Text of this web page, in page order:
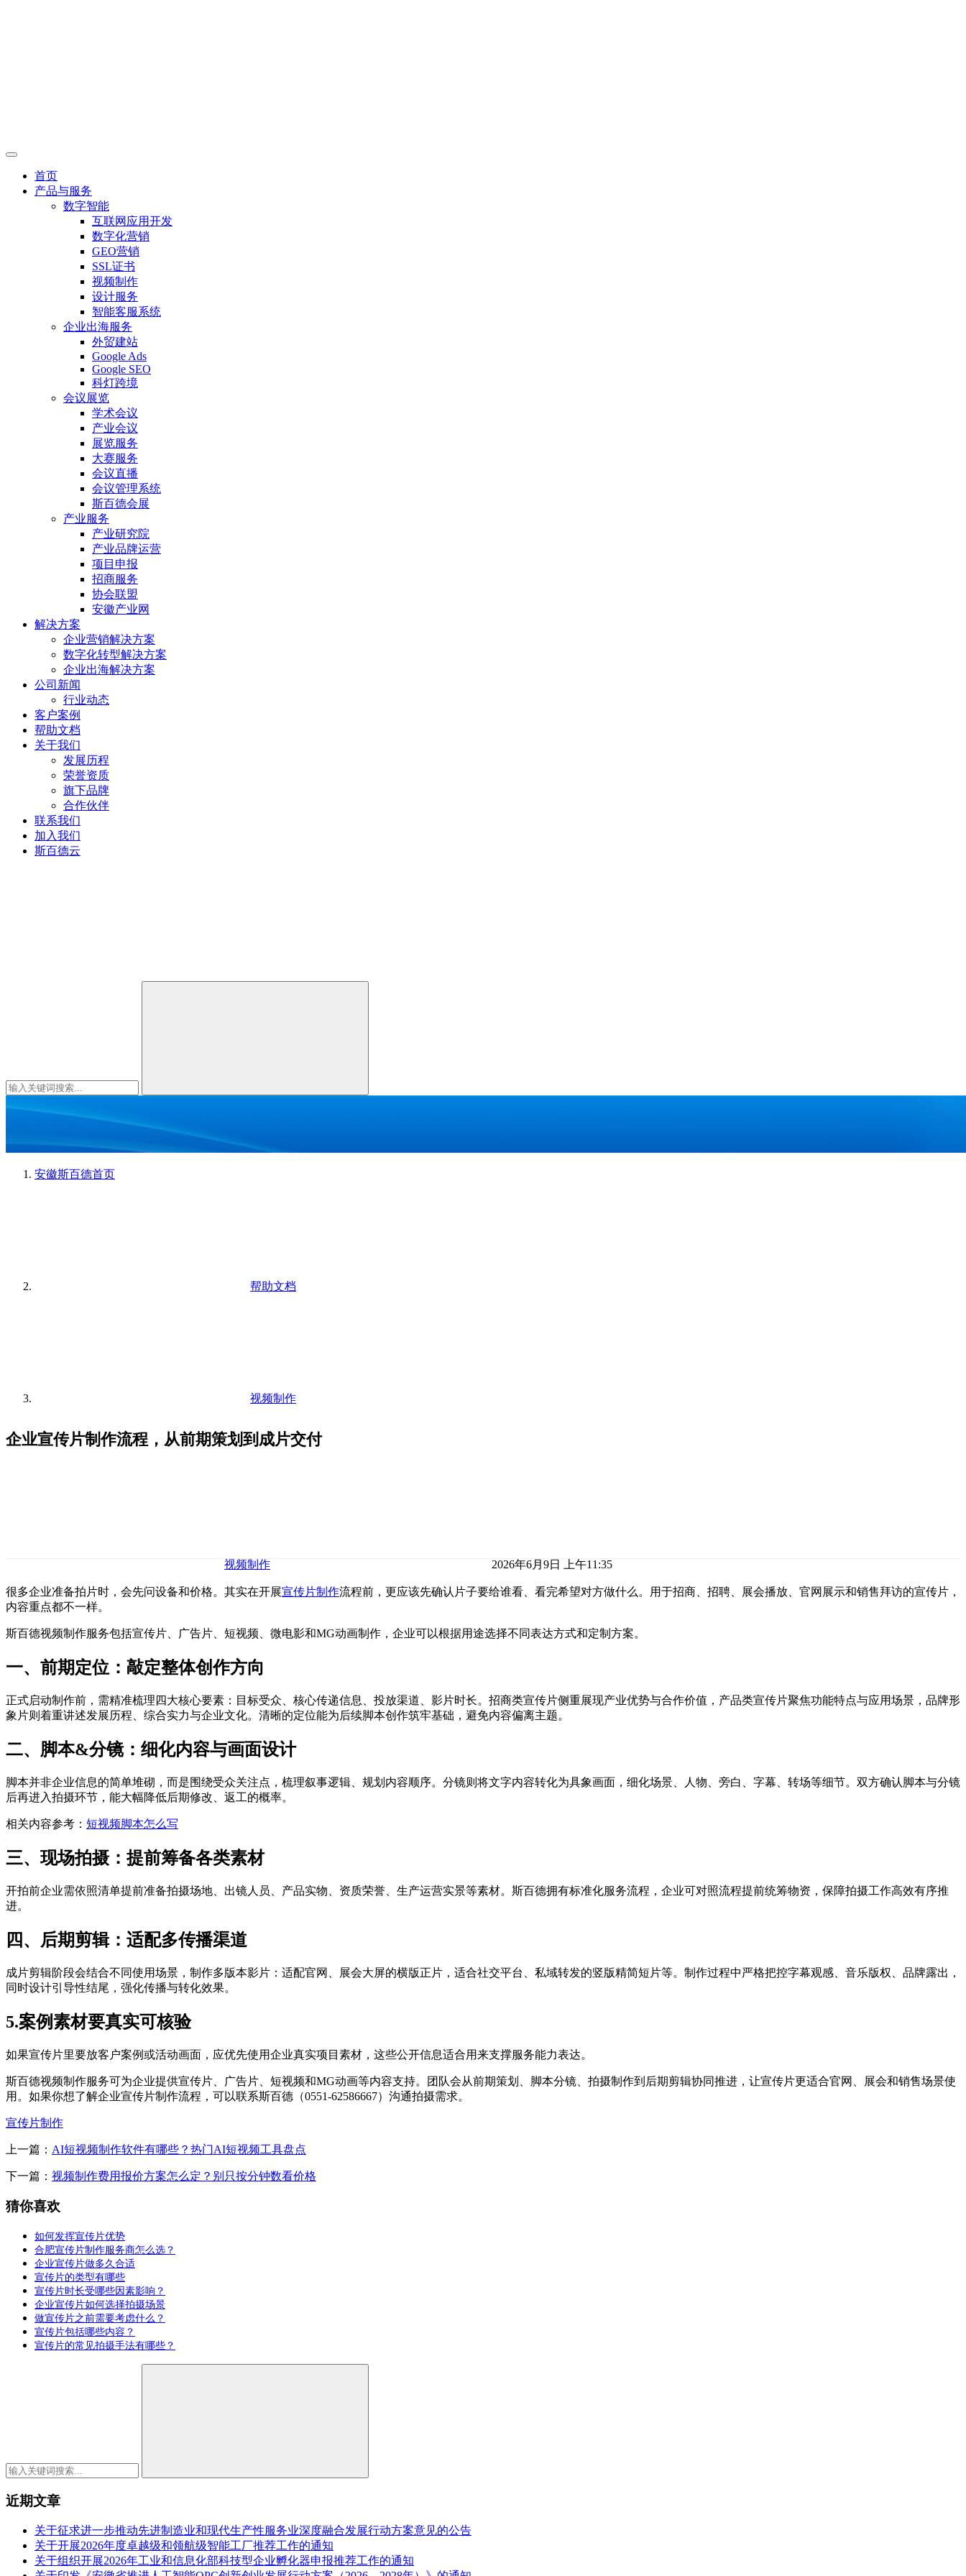
首页
产品与服务
数字智能
互联网应用开发
数字化营销
GEO营销
SSL证书
视频制作
设计服务
智能客服系统
企业出海服务
外贸建站
Google Ads
Google SEO
科灯跨境
会议展览
学术会议
产业会议
展览服务
大赛服务
会议直播
会议管理系统
斯百德会展
产业服务
产业研究院
产业品牌运营
项目申报
招商服务
协会联盟
安徽产业网
解决方案
企业营销解决方案
数字化转型解决方案
企业出海解决方案
公司新闻
行业动态
客户案例
帮助文档
关于我们
发展历程
荣誉资质
旗下品牌
合作伙伴
联系我们
加入我们
斯百德云
安徽斯百德首页
帮助文档
视频制作
企业宣传片制作流程，从前期策划到成片交付
视频制作 2026年6月9日 上午11:35
很多企业准备拍片时，会先问设备和价格。其实在开展宣传片制作流程前，更应该先确认片子要给谁看、看完希望对方做什么。用于招商、招聘、展会播放、官网展示和销售拜访的宣传片，
内容重点都不一样。
斯百德视频制作服务包括宣传片、广告片、短视频、微电影和MG动画制作，企业可以根据用途选择不同表达方式和定制方案。
一、前期定位：敲定整体创作方向
正式启动制作前，需精准梳理四大核心要素：目标受众、核心传递信息、投放渠道、影片时长。招商类宣传片侧重展现产业优势与合作价值，产品类宣传片聚焦功能特点与应用场景，品牌形
象片则着重讲述发展历程、综合实力与企业文化。清晰的定位能为后续脚本创作筑牢基础，避免内容偏离主题。
二、脚本&分镜：细化内容与画面设计
脚本并非企业信息的简单堆砌，而是围绕受众关注点，梳理叙事逻辑、规划内容顺序。分镜则将文字内容转化为具象画面，细化场景、人物、旁白、字幕、转场等细节。双方确认脚本与分镜
后再进入拍摄环节，能大幅降低后期修改、返工的概率。
相关内容参考： 短视频脚本怎么写
三、现场拍摄：提前筹备各类素材
开拍前企业需依照清单提前准备拍摄场地、出镜人员、产品实物、资质荣誉、生产运营实景等素材。斯百德拥有标准化服务流程，企业可对照流程提前统筹物资，保障拍摄工作高效有序推
进。
四、后期剪辑：适配多传播渠道
成片剪辑阶段会结合不同使用场景，制作多版本影片：适配官网、展会大屏的横版正片，适合社交平台、私域转发的竖版精简短片等。制作过程中严格把控字幕观感、音乐版权、品牌露出，
同时设计引导性结尾，强化传播与转化效果。
5.案例素材要真实可核验
如果宣传片里要放客户案例或活动画面，应优先使用企业真实项目素材，这些公开信息适合用来支撑服务能力表达。
斯百德视频制作服务可为企业提供宣传片、广告片、短视频和MG动画等内容支持。团队会从前期策划、脚本分镜、拍摄制作到后期剪辑协同推进，让宣传片更适合官网、展会和销售场景使
用。如果你想了解企业宣传片制作流程，可以联系斯百德（0551-62586667）沟通拍摄需求。
宣传片制作
上一篇： AI短视频制作软件有哪些？热门AI短视频工具盘点
下一篇： 视频制作费用报价方案怎么定？别只按分钟数看价格
猜你喜欢
如何发挥宣传片优势
合肥宣传片制作服务商怎么选？
企业宣传片做多久合适
宣传片的类型有哪些
宣传片时长受哪些因素影响？
企业宣传片如何选择拍摄场景
做宣传片之前需要考虑什么？
宣传片包括哪些内容？
宣传片的常见拍摄手法有哪些？
近期文章
关于征求进一步推动先进制造业和现代生产性服务业深度融合发展行动方案意见的公告
关于开展2026年度卓越级和领航级智能工厂推荐工作的通知
关于组织开展2026年工业和信息化部科技型企业孵化器申报推荐工作的通知